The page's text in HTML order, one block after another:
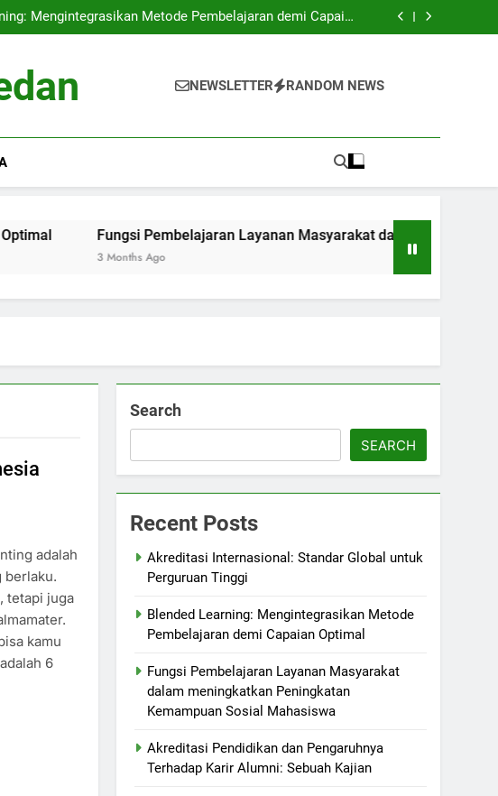
Mengintegrasikan Metode Pembelajaran demi Capaian
Optimal
Pembelajaran Layanan Masyarakat dalam meningkatkan
Mengintegrasikan Metode Pembelajaran demi Capaian
Pembelajaran Layanan Masyarakat dalam meningkatkan
NEWSLETTER RANDOM NEWS
Fungsi Pembelajaran Layanan Masyarakat dalam meningkatkan
3 Months Ago
adalah
berlaku.
tetapi juga
kamu
6
Search
SEARCH
Recent Posts
Akreditasi Internasional: Standar Global untuk
Perguruan Tinggi
Blended Learning: Mengintegrasikan Metode
Pembelajaran demi Capaian Optimal
Fungsi Pembelajaran Layanan Masyarakat
dalam meningkatkan Peningkatan
Kemampuan Sosial Mahasiswa
Akreditasi Pendidikan dan Pengaruhnya
Terhadap Karir Alumni: Sebuah Kajian